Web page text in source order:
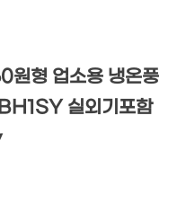
원형 업소용 냉온풍
실외기포함